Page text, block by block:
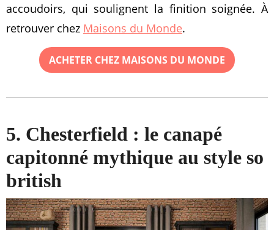
accoudoirs, qui soulignent la finition soignée. À
retrouver chez Maisons du Monde.
ACHETER CHEZ MAISONS DU MONDE
5. Chesterfield : le canapé
capitonné mythique au style so
british